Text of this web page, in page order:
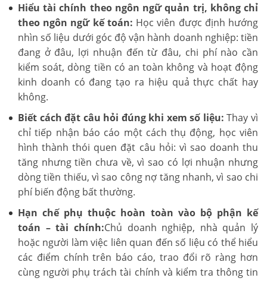
Hiểu tài chính theo ngôn ngữ quản trị, không chỉ
theo ngôn ngữ kế toán: Học viên được định hướng
nhìn số liệu dưới góc độ vận hành doanh nghiệp: tiền
đang ở đâu, lợi nhuận đến từ đâu, chi phí nào cần
kiểm soát, dòng tiền có an toàn không và hoạt động
kinh doanh có đang tạo ra hiệu quả thực chất hay
không.
Biết cách đặt câu hỏi đúng khi xem số liệu: Thay vì
chỉ tiếp nhận báo cáo một cách thụ động, học viên
hình thành thói quen đặt câu hỏi: vì sao doanh thu
tăng nhưng tiền chưa về, vì sao có lợi nhuận nhưng
dòng tiền thiếu, vì sao công nợ tăng nhanh, vì sao chi
phí biến động bất thường.
Hạn chế phụ thuộc hoàn toàn vào bộ phận kế
toán – tài chính:Chủ doanh nghiệp, nhà quản lý
hoặc người làm việc liên quan đến số liệu có thể hiểu
các điểm chính trên báo cáo, trao đổi rõ ràng hơn
cùng người phụ trách tài chính và kiểm tra thông tin